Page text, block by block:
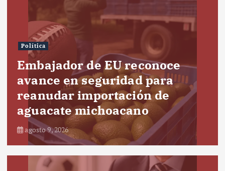
Política
Embajador de EU reconoce
avance en seguridad para
reanudar importación de
aguacate michoacano
agosto 9, 2026